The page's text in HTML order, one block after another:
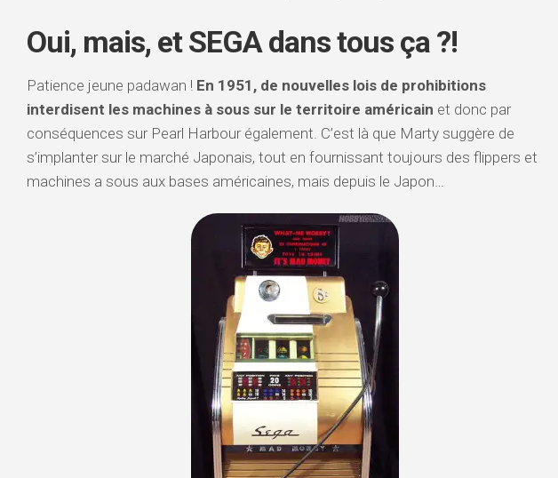
Oui, mais, et SEGA dans tous ça ?!
Patience jeune padawan ! En 1951, de nouvelles lois de prohibitions
interdisent les machines à sous sur le territoire américain et donc par
conséquences sur Pearl Harbour également. C’est là que Marty suggère de
s’implanter sur le marché Japonais, tout en fournissant toujours des flippers et
machines a sous aux bases américaines, mais depuis le Japon…